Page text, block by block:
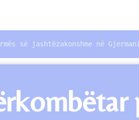
së jashtëzakonshme në Gjermani